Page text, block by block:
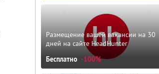
Размещение вашей вакансии на 30
дней на сайте HeadHunter
Бесплатно -100%